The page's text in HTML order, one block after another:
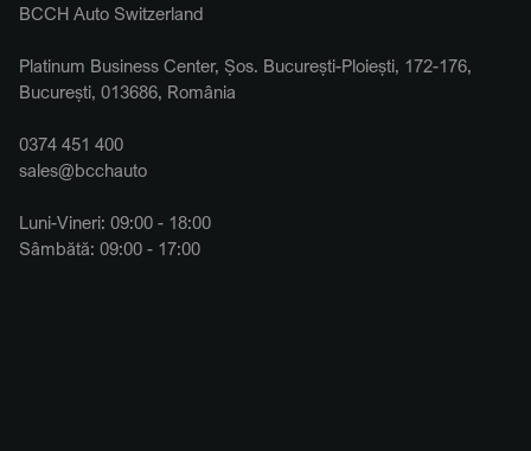
BCCH Auto Switzerland
Platinum Business Center, Șos. București-Ploiești, 172-176,
București, 013686, România
0374 451 400
sales@bcchauto
Luni-Vineri: 09:00 - 18:00
Sâmbătă: 09:00 - 17:00